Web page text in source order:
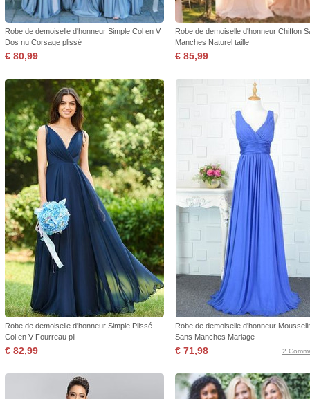
Robe de demoiselle d'honneur Simple Col en V
Dos nu Corsage plissé
€ 80,99
Robe de demoiselle d'honneur Chiffon
Manches Naturel taille
€ 85,99
Robe de demoiselle d'honneur Simple Plissé
Col en V Fourreau pli
€ 82,99
Robe de demoiselle d'honneur
Sans Manches Mariage
€ 71,98 2